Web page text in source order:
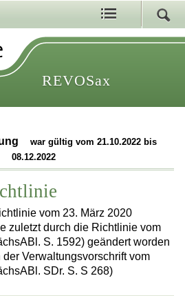
REVOSax
war gültig vom 21.10.2022 bis
08.12.2022
vom 23. März 2020
zuletzt durch die Richtlinie vom
S. 1592) geändert worden
Verwaltungsvorschrift vom
SDr. S. S 268)